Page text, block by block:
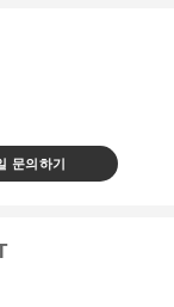
문의하기